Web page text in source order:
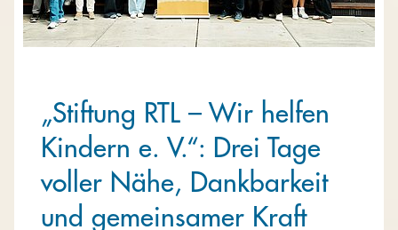
„Stiftung RTL – Wir helfen
Kindern e. V.“: Drei Tage
voller Nähe, Dankbarkeit
und gemeinsamer Kraft